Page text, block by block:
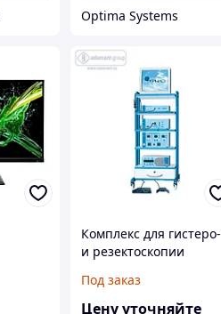
Optima Systems
Комплекс для гистеро-
и резектоскопии
Под заказ
Цену уточняйте